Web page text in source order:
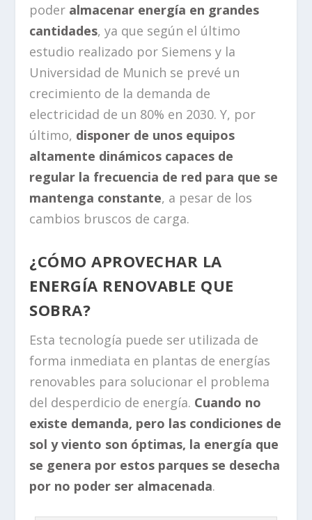
poder almacenar energía en grandes
cantidades, ya que según el último
estudio realizado por Siemens y la
Universidad de Munich se prevé un
crecimiento de la demanda de
electricidad de un 80% en 2030. Y, por
último, disponer de unos equipos
altamente dinámicos capaces de
regular la frecuencia de red para que se
mantenga constante, a pesar de los
cambios bruscos de carga.
¿CÓMO APROVECHAR LA
ENERGÍA RENOVABLE QUE
SOBRA?
Esta tecnología puede ser utilizada de
forma inmediata en plantas de energías
renovables para solucionar el problema
del desperdicio de energía. Cuando no
existe demanda, pero las condiciones de
sol y viento son óptimas, la energía que
se genera por estos parques se desecha
por no poder ser almacenada.